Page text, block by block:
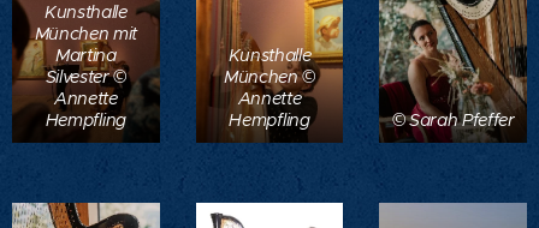
Kunsthalle
München mit
Martina
Silvester ©
Annette
Hempfling
Kunsthalle
München ©
Annette
Hempfling
© Sarah Pfeffer